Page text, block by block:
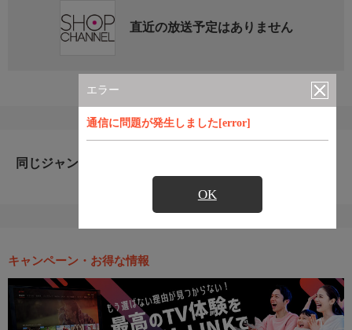
エラー
通信に問題が発生しました[error]
OK
直近の放送予定はありません
同じジャンルのおすすめ番組
キャンペーン・お得な情報